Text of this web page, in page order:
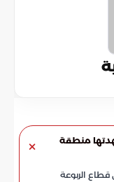
منطقة
قطاع الربوعة